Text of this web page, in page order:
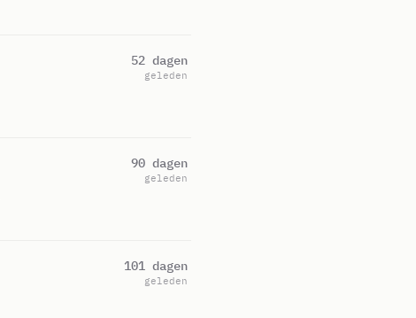
52 dagen
geleden
90 dagen
geleden
101 dagen
geleden